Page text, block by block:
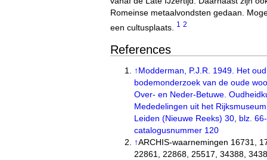
Romeinse metaalvondsten gedaan.
een cultusplaats.
1 2
References
↑Modderman, P.J.R. 1949. Het
bodemonderzoek van de oude
Over- en Neder-Betuwe.
Mededelingen uit het
Leiden (Nieuwe Reeks) 30, blz.
catalogusnummer 120
↑ARCHIS-waarnemingen 16731,
22861, 22868, 25517, 34388,